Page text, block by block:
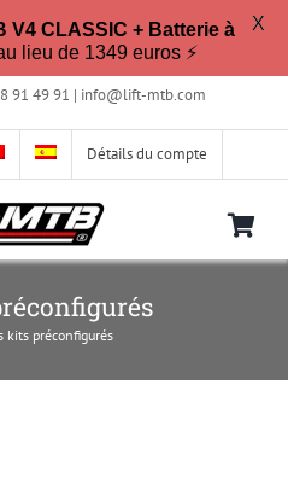
91 49 91 | info@lift-mtb.com
Détails du compte
kits préconfigurés
V4 CLASSIC + Batterie à
lieu de 1349 euros ⚡
X